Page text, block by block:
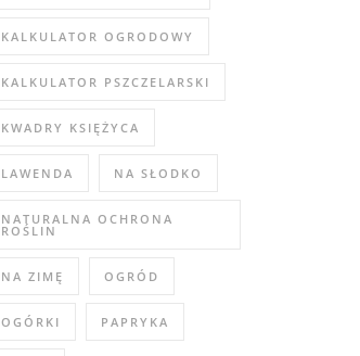
KALKULATOR OGRODOWY
KALKULATOR PSZCZELARSKI
KWADRY KSIĘŻYCA
LAWENDA NA SŁODKO
NATURALNA OCHRONA
ROŚLIN
NA ZIMĘ OGRÓD
OGÓRKI PAPRYKA